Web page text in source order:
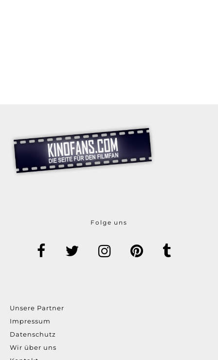
Folge uns
Unsere Partner
Impressum
Datenschutz
Wir über uns